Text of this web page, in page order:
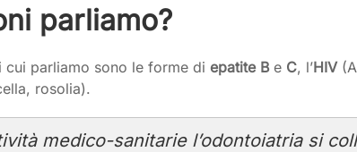
parliamo?
cui parliamo sono le forme di epatite Be C, l’HIV
rosolia).
medico-sanitarie l’odontoiatria si